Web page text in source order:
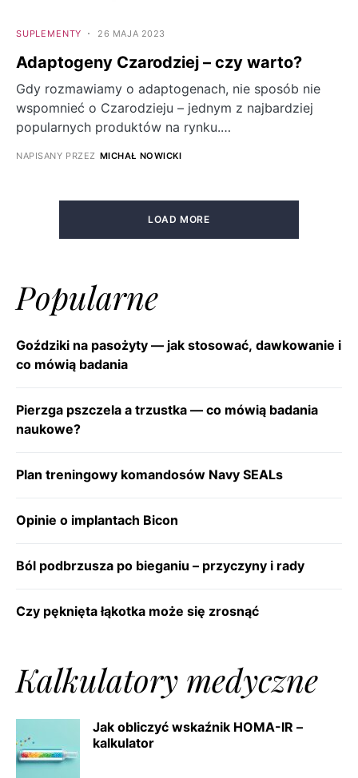
SUPLEMENTY 26 MAJA 2023
Adaptogeny Czarodziej – czy warto?
Gdy rozmawiamy o adaptogenach, nie sposób nie
wspomnieć o Czarodzieju – jednym z najbardziej
popularnych produktów na rynku.…
NAPISANY PRZEZ MICHAŁ NOWICKI
LOAD MORE
Popularne
Goździki na pasożyty — jak stosować, dawkowanie i
co mówią badania
Pierzga pszczela a trzustka — co mówią badania
naukowe?
Plan treningowy komandosów Navy SEALs
Opinie o implantach Bicon
Ból podbrzusza po bieganiu – przyczyny i rady
Czy pęknięta łąkotka może się zrosnąć
Kalkulatory medyczne
Jak obliczyć wskaźnik HOMA-IR –
kalkulator